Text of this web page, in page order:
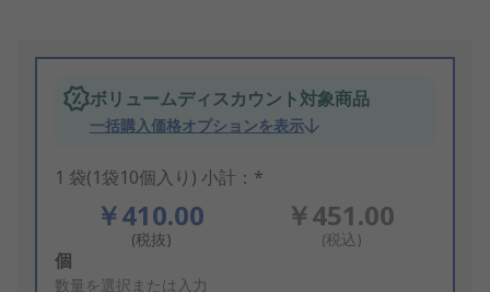
ボリュームディスカウント対象商品
一括購入価格オプションを表示
1 袋(1袋10個入り) 小計：*
￥410.00
(税抜)
￥451.00
(税込)
Add
to
個
数量を選択または入力